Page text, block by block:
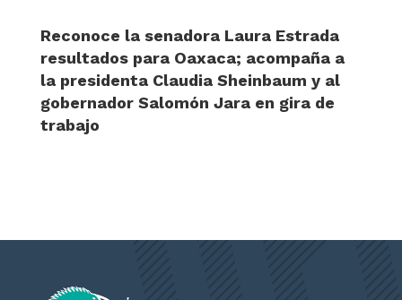
Reconoce la senadora Laura Estrada
resultados para Oaxaca; acompaña a
la presidenta Claudia Sheinbaum y al
gobernador Salomón Jara en gira de
trabajo